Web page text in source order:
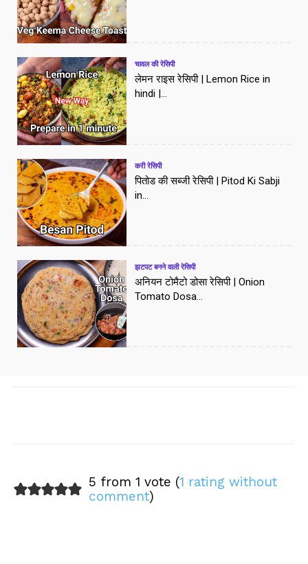
चावल की रेसिपी
लेमन राइस रेसिपी | Lemon Rice in
hindi |...
करी रेसिपी
पितोड की सब्जी रेसिपी | Pitod Ki Sabji
in...
झटपट बनने वाली रेसिपी
अनियन टोमैटो डोसा रेसिपी | Onion
Tomato Dosa...
5 from 1 vote (1 rating without
comment)